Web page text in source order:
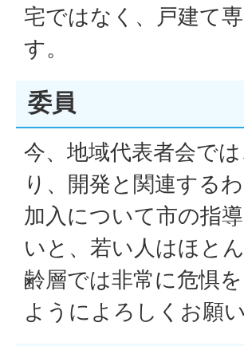
宅ではなく、戸建て
す。
委員
今、地域代表者会で
り、開発と関連する
加入について市の指
いと、若い人はほと
齢層では非常に危惧
ようによろしくお願い